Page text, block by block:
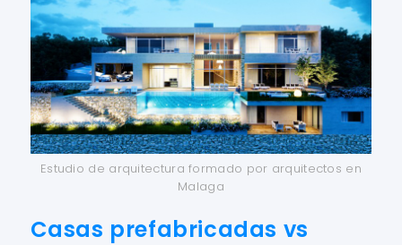
Estudio de arquitectura formado por arquitectos en
Malaga
Casas prefabricadas vs